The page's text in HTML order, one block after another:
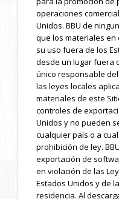
operaciones
Unidos. BBU de
que los materiales
su uso fuera de los
desde un lugar fuera
único responsable
las leyes locales
materiales de este
controles de
Unidos y no pueden
cualquier país o a
prohibición de ley.
exportación de
en violación de las
Estados Unidos y de
residencia. Al